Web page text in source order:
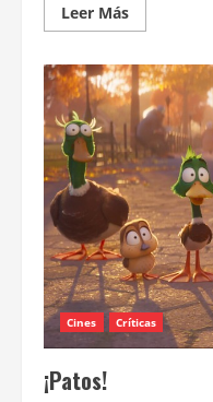
Leer MásLeer
más
Primeras
imágenes
y
lista
de
estrellas
invitadas
para
la
segunda
temporada
de
“Poker
face”
Cines Críticas
¡Patos!